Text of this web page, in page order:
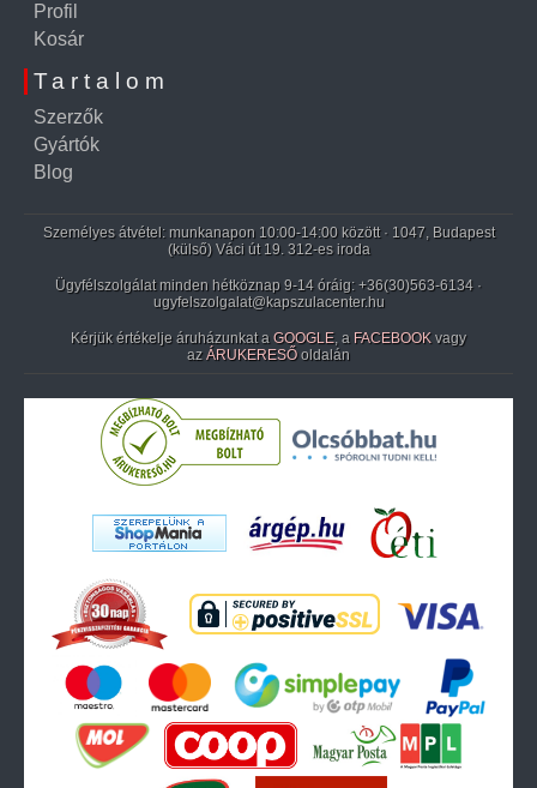
Profil
Kosár
Tartalom
Szerzők
Gyártók
Blog
Személyes átvétel: munkanapon 10:00-14:00 között · 1047, Budapest
(külső) Váci út 19. 312-es iroda
Ügyfélszolgálat minden hétköznap 9-14 óráig: +36(30)563-6134 ·
ugyfelszolgalat@kapszulacenter.hu
Kérjük értékelje áruházunkat a GOOGLE, a FACEBOOK vagy
az ÁRUKERESŐ oldalán